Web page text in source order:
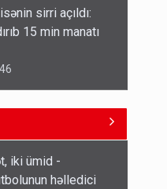
bağlı VACİB
- Saat 11:00-dan…
yox: Bakı-
bilet
iki ümid -
həlledici